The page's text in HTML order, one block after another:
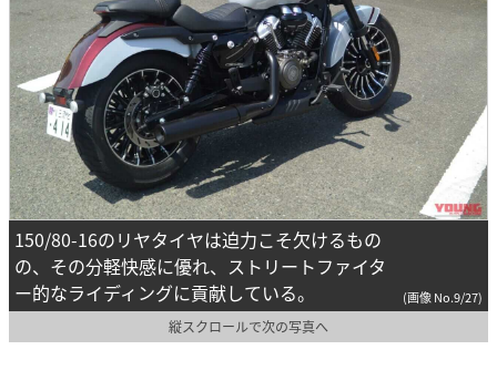
150/80-16のリヤタイヤは迫力こそ欠けるもの
の、その分軽快感に優れ、ストリートファイタ
ー的なライディングに貢献している。
(画像 No.9/27)
縦スクロールで次の写真へ